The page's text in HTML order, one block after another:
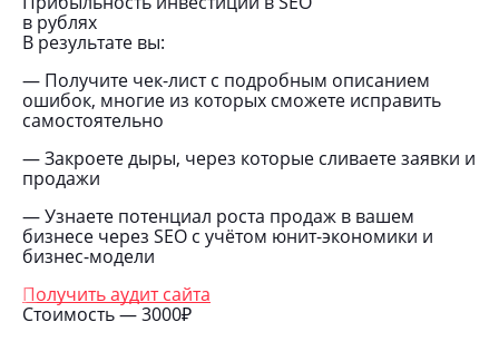
в рублях
В результате вы:
— Получите чек-лист с подробным описанием
ошибок, многие из которых сможете исправить
самостоятельно
— Закроете дыры, через которые сливаете заявки и
продажи
— Узнаете потенциал роста продаж в вашем
бизнесе через SEO с учётом юнит-экономики и
бизнес-модели
Получить аудит сайта
Стоимость — 3000₽